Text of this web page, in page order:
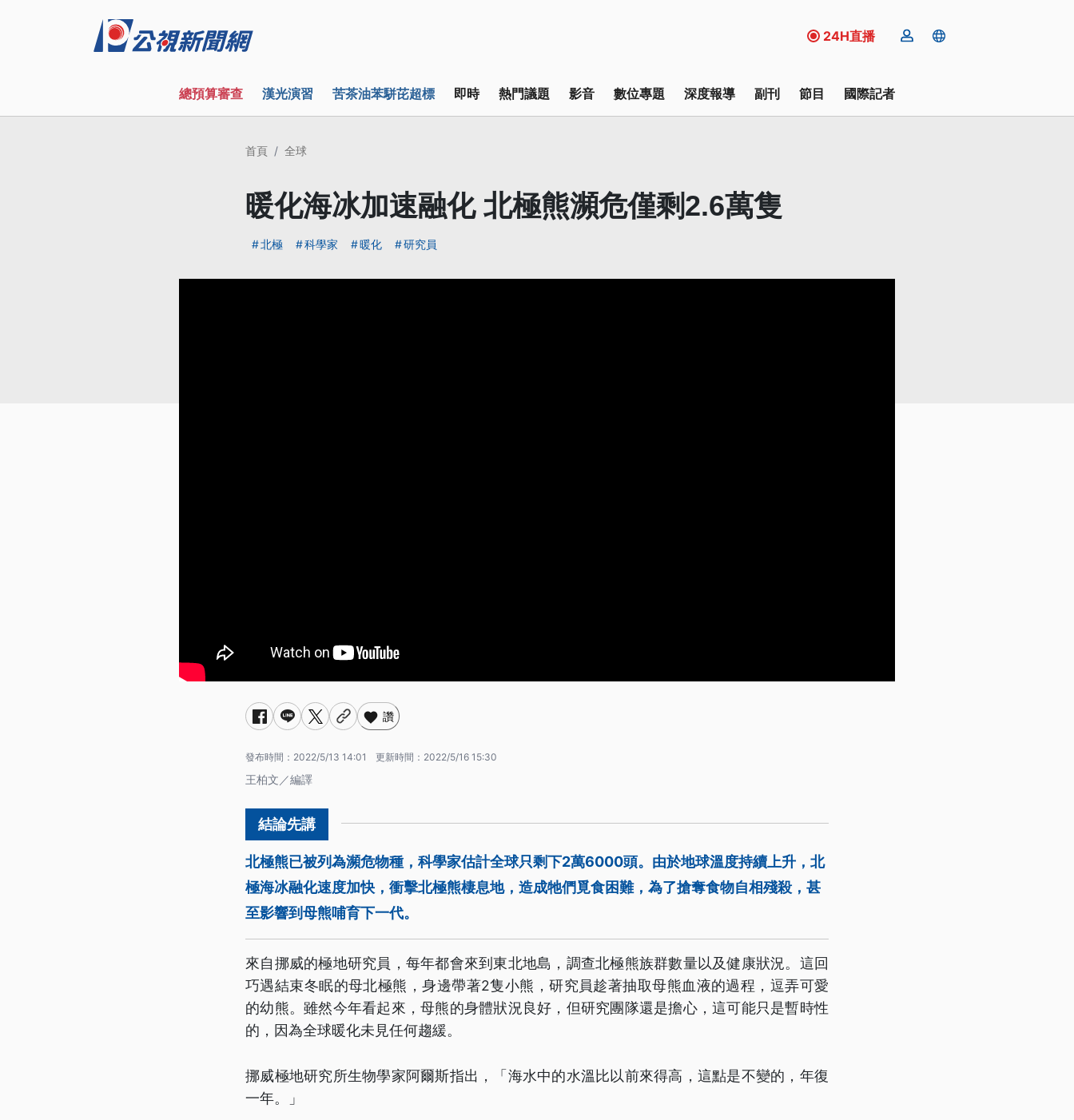
24H直播
總預算審查 漢光演習 苦茶油苯駢芘超標 即時 熱門議題 影音 數位專題 深度報導 副刊 節目 國際記者
首頁 全球
暖化海冰加速融化 北極熊瀕危僅剩2.6萬隻
北極 科學家 暖化 研究員
讚
發布時間： 2022/5/13 14:01 更新時間： 2022/5/16 15:30
王柏文／編譯
北極熊已被列為瀕危物種，科學家估計全球只剩下2萬6000頭。由於地球溫度持續上升，北
極海冰融化速度加快，衝擊北極熊棲息地，造成牠們覓食困難，為了搶奪食物自相殘殺，甚
至影響到母熊哺育下一代。
來自挪威的極地研究員，每年都會來到東北地島，調查北極熊族群數量以及健康狀況。這回
巧遇結束冬眠的母北極熊，身邊帶著2隻小熊，研究員趁著抽取母熊血液的過程，逗弄可愛
的幼熊。雖然今年看起來，母熊的身體狀況良好，但研究團隊還是擔心，這可能只是暫時性
的，因為全球暖化未見任何趨緩。
挪威極地研究所生物學家阿爾斯指出，「海水中的水溫比以前來得高，這點是不變的，年復
一年。」